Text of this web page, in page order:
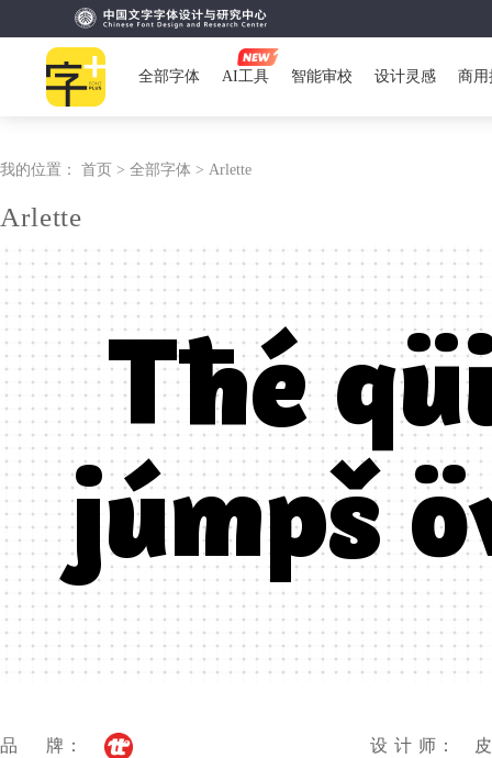
全部字体 AI工具 智能审校 设计灵感 商用
我的位置： 首页 > 全部字体 > Arlette
Arlette
Tħé
júmpš
品 牌： 设 计 师：